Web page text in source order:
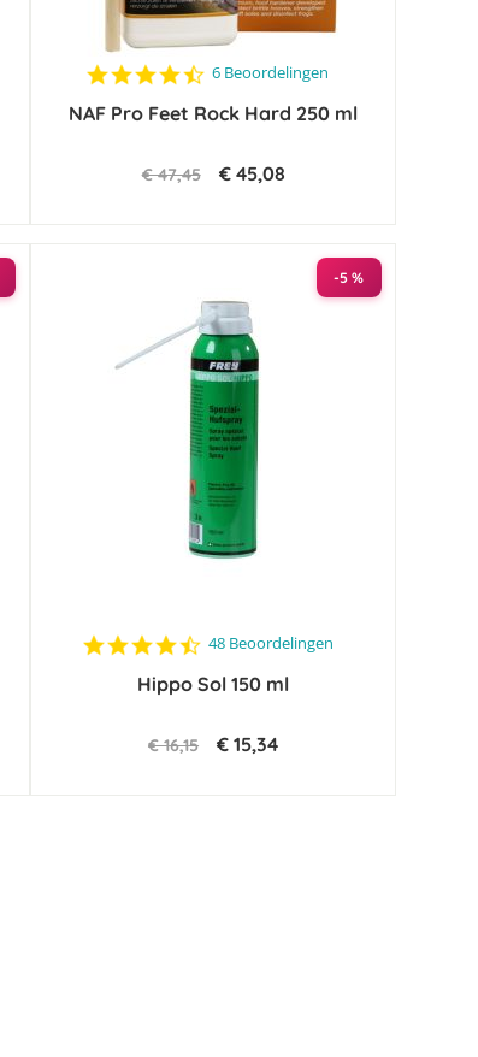
4.3
rating
6 Beoordelingen
NAF Pro Feet Rock Hard 250 ml
€ 47,45 € 45,08
-5 %
4.5
rating
48 Beoordelingen
Hippo Sol 150 ml
€ 16,15 € 15,34